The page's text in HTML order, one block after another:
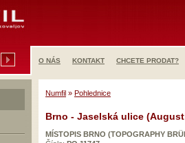
O NÁS KONTAKT CHCETE PRODAT?
Numfil » Pohlednice
Brno - Jaselská ulice
MÍSTOPIS BRNO (TOPOGRAPHY